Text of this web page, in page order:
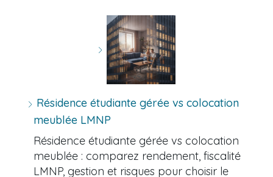
Résidence étudiante gérée vs colocation
meublée LMNP
Résidence étudiante gérée vs colocation
meublée : comparez rendement, fiscalité
LMNP, gestion et risques pour choisir le